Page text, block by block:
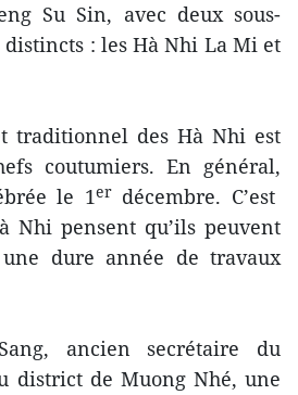
Su Sin, avec deux sous-
distincts : les Hà Nhi La Mi et
traditionnel des Hà Nhi est
coutumiers. En général,
le 1erdécembre. C’est
Nhi pensent qu’ils peuvent
dure année de travaux
ancien secrétaire du
district de Muong Nhé, une